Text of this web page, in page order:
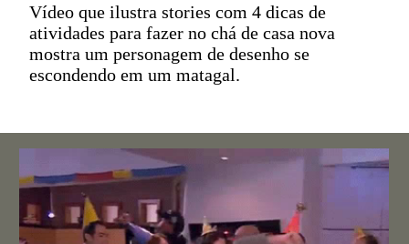
Vídeo que ilustra stories com 4 dicas de
atividades para fazer no chá de casa nova
mostra um personagem de desenho se
escondendo em um matagal.